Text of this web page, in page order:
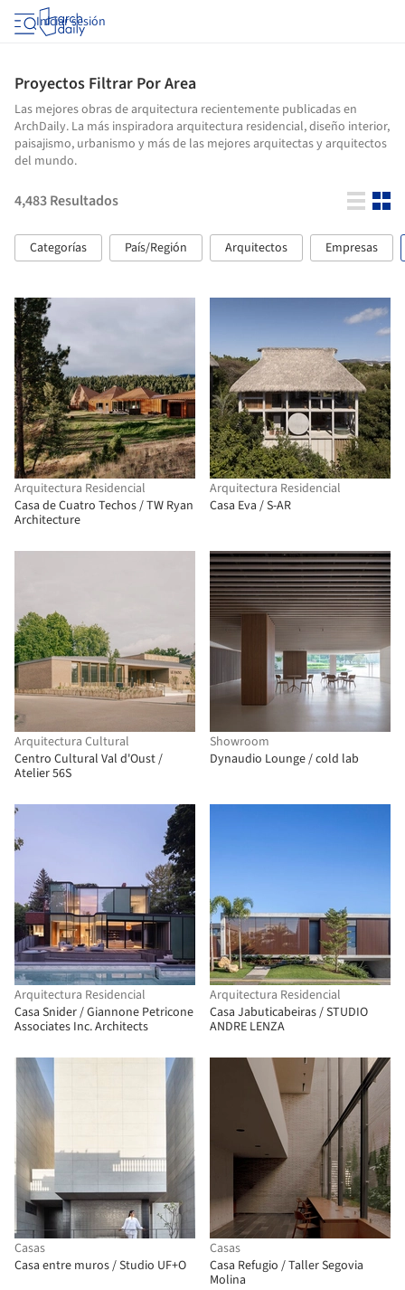
Iniciar sesión
Proyectos Filtrar Por Area
Las mejores obras de arquitectura recientemente publicadas en
ArchDaily. La más inspiradora arquitectura residencial, diseño interior,
paisajismo, urbanismo y más de las mejores arquitectas y arquitectos
del mundo.
4,483Resultados
Categorías País/Región Arquitectos Empresas
Arquitectura Residencial
Casa de Cuatro Techos / TW Ryan
Architecture
Arquitectura Residencial
Casa Eva / S-AR
Arquitectura Cultural
Centro Cultural Val d'Oust /
Atelier 56S
Showroom
Dynaudio Lounge / cold lab
Arquitectura Residencial
Casa Snider / Giannone Petricone
Associates Inc. Architects
Arquitectura Residencial
Casa Jabuticabeiras / STUDIO
ANDRE LENZA
Casas
Casa entre muros / Studio UF+O
Casas
Casa Refugio / Taller Segovia
Molina